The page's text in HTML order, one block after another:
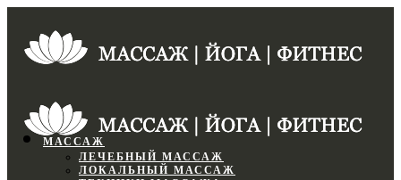
МАССАЖ
ЛЕЧЕБНЫЙ МАССАЖ
ЛОКАЛЬНЫЙ МАССАЖ